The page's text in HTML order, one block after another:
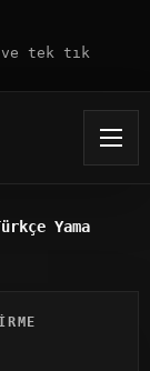
ve tek tık
Yama